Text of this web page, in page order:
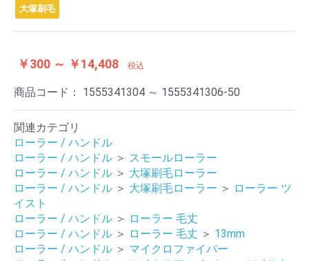
大塚刷毛
￥300 ～ ￥14,408 税込
商品コード： 1555341304 ～ 1555341306-50
関連カテゴリ
ローラー / ハンドル
ローラー / ハンドル ＞ スモールローラー
ローラー / ハンドル ＞ 大塚刷毛ローラー
ローラー / ハンドル ＞ 大塚刷毛ローラー ＞ ローラー ツ
イスト
ローラー / ハンドル ＞ ローラー 毛丈
ローラー / ハンドル ＞ ローラー 毛丈 ＞ 13mm
ローラー / ハンドル ＞ マイクロファイバー